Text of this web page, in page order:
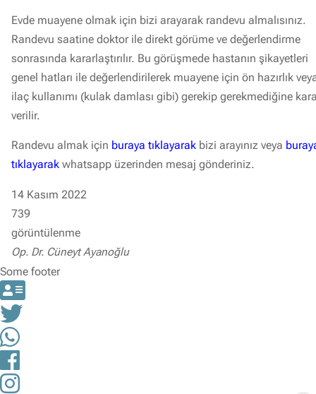
Evde muayene olmak için bizi arayarak randevu almalısınız.
Randevu saatine doktor ile direkt görüme ve değerlendirme
sonrasında kararlaştırılır. Bu görüşmede hastanın şikayetleri
genel hatları ile değerlendirilerek muayene için ön hazırlık
ilaç kullanımı (kulak damlası gibi) gerekip gerekmediğine
verilir.
Randevu almak için buraya tıklayarak bizi arayınız veya
tıklayarak whatsapp üzerinden mesaj gönderiniz.
14 Kasım 2022
739
görüntülenme
Op. Dr. Cüneyt Ayanoğlu
Some footer